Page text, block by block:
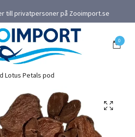
till privatpersoner på Zooimport.se
0
Lotus Petals pod